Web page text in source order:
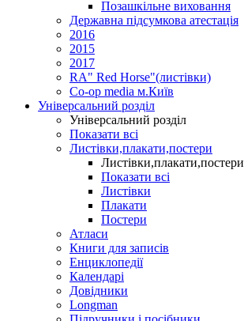
Позашкільне виховання
Державна підсумкова атестація
2016
2015
2017
RA" Red Horse"(листівки)
Co-op media м.Київ
Універсальний розділ
Універсальний розділ
Показати всі
Листівки,плакати,постери
Листівки,плакати,постери
Показати всі
Листівки
Плакати
Постери
Атласи
Книги для записів
Енциклопедії
Календарі
Довідники
Longman